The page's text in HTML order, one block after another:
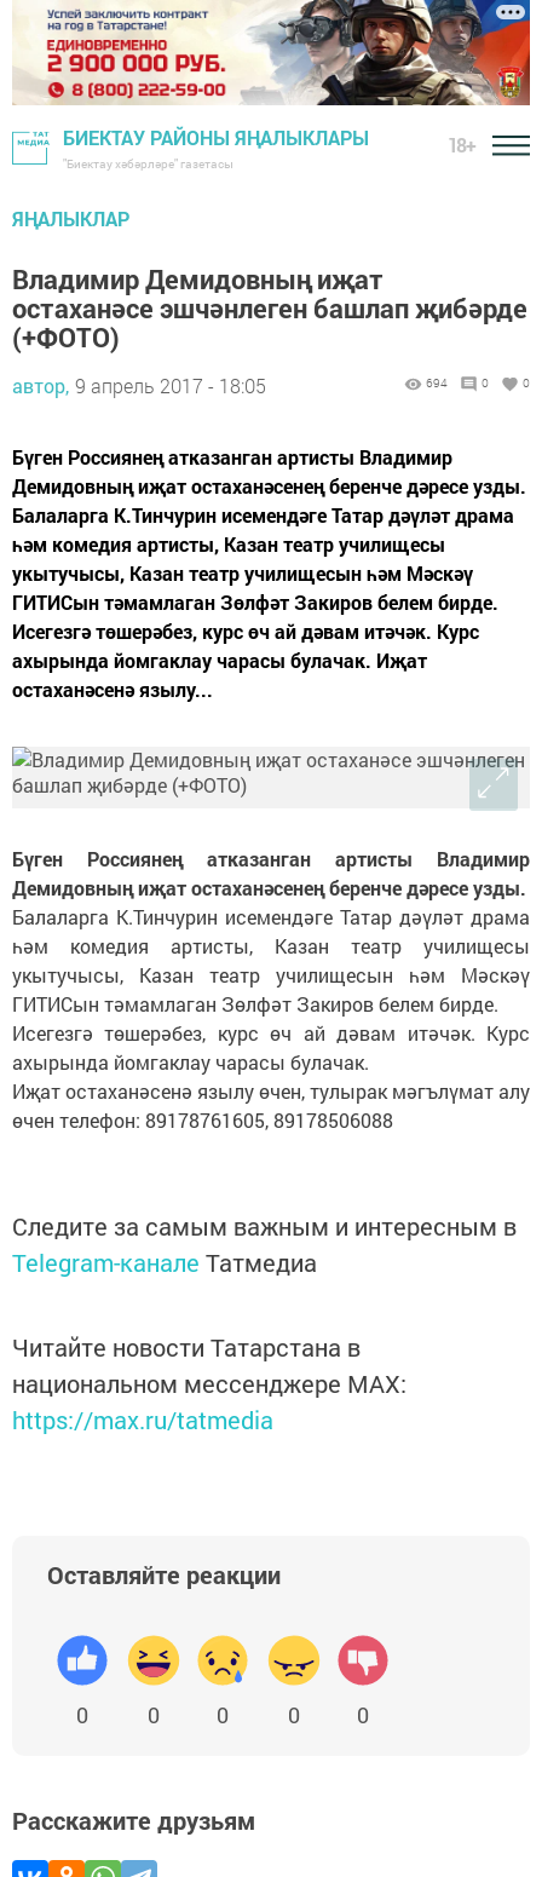
БИЕКТАУ РАЙОНЫ ЯҢАЛЫКЛАРЫ
"Биектау хәбәрләре" газетасы
18+
ЯҢАЛЫКЛАР
Владимир Демидовның иҗат
остаханәсе эшчәнлеген башлап җибәрде
(+ФОТО)
автор, 9 апрель 2017 - 18:05 694 0 0
Бүген Россиянең атказанган артисты Владимир
Демидовның иҗат остаханәсенең беренче дәресе узды.
Балаларга К.Тинчурин исемендәге Татар дәүләт драма
һәм комедия артисты, Казан театр училищесы
укытучысы, Казан театр училищесын һәм Мәскәү
ГИТИСын тәмамлаган Зөлфәт Закиров белем бирде.
Исегезгә төшерәбез, курс өч ай дәвам итәчәк. Курс
ахырында йомгаклау чарасы булачак. Иҗат
остаханәсенә язылу...
Бүген Россиянең атказанган артисты Владимир
Демидовның иҗат остаханәсенең беренче дәресе узды.
Балаларга К.Тинчурин исемендәге Татар дәүләт драма
һәм комедия артисты, Казан театр училищесы
укытучысы, Казан театр училищесын һәм Мәскәү
ГИТИСын тәмамлаган Зөлфәт Закиров белем бирде.
Исегезгә төшерәбез, курс өч ай дәвам итәчәк. Курс
ахырында йомгаклау чарасы булачак.
Иҗат остаханәсенә язылу өчен, тулырак мәгълүмат алу
өчен телефон: 89178761605, 89178506088
Следите за самым важным и интересным в
Telegram-канале Татмедиа
Читайте новости Татарстана в
национальном мессенджере MАХ:
https://max.ru/tatmedia
Оставляйте реакции
0 0 0 0 0
Расскажите друзьям